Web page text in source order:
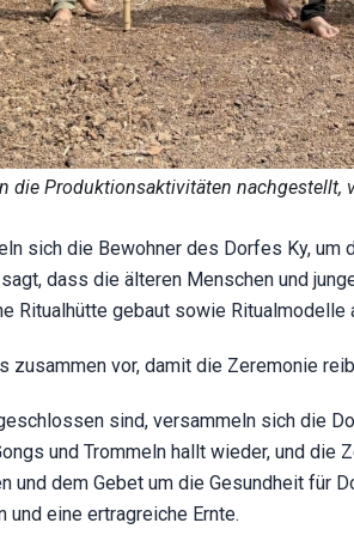
die Produktionsaktivitäten nachgestellt,
sich die Bewohner des Dorfes Ky,
dass die älteren Menschen und
Ritualhütte gebaut sowie Ritualmodelle
zusammen vor, damit die Zeremonie
sind, versammeln sich die
und Trommeln hallt wieder, und
und dem Gebet um die Gesundheit für
und eine ertragreiche Ernte.